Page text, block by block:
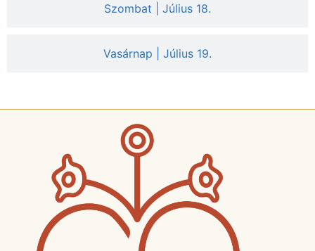
Szombat | Július 18.
Vasárnap | Július 19.